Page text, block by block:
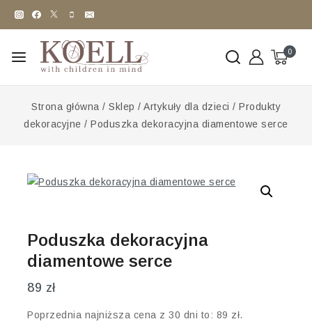
0
Strona główna / Sklep / Artykuły dla dzieci / Produkty
dekoracyjne / Poduszka dekoracyjna diamentowe serce
Poduszka dekoracyjna
diamentowe serce
89 zł
Poprzednia najniższa cena z 30 dni to: 89 zł.